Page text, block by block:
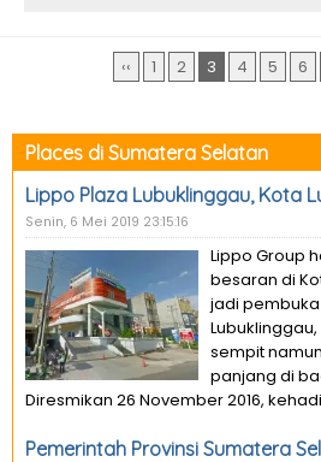
‹‹ 1 2 3 4 5 6
Places di Sumatera Selatan
Lippo Plaza Lubuklinggau, Kota
Senin, 6 Mei 2019 23:15:16
Lippo Group
besaran di
jadi
sempit
panjang di
Diresmikan 26 November 2016,
Pemerintah Provinsi Sumatera